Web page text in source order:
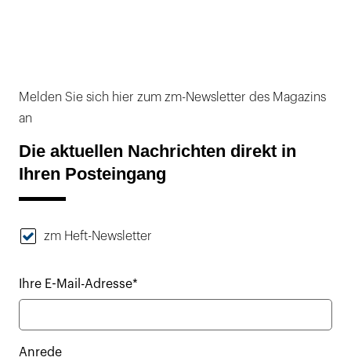
Melden Sie sich hier zum zm-Newsletter des Magazins
an
Die aktuellen Nachrichten direkt in
Ihren Posteingang
zm Heft-Newsletter
Ihre E-Mail-Adresse*
Anrede